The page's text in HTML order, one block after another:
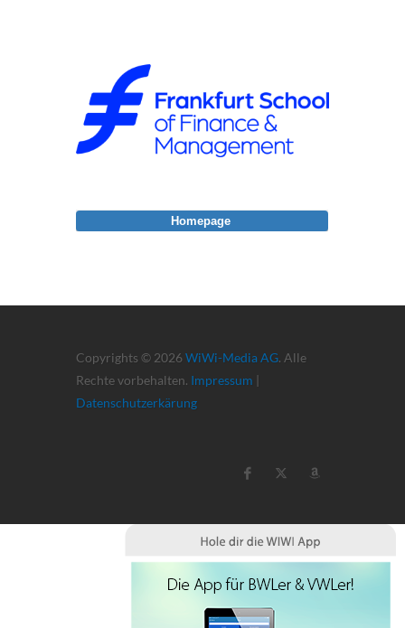
Copyrights © 2026 WiWi-Media AG. Alle
Rechte vorbehalten. Impressum |
Datenschutzerkärung
Homepage